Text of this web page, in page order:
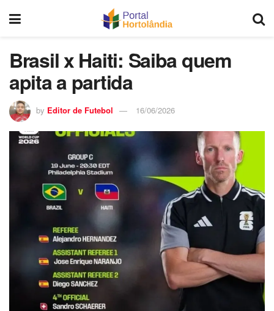
Brasil x Haiti: Saiba quem
apita a partida
by Editor de Futebol 16/06/2026